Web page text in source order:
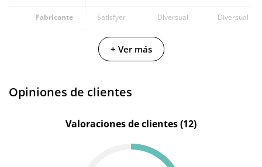
Fabricante Satisfyer Diversual Diversual
Rosa Rojo
Materiales Silicona
Multivelocidad
-
+ Ver más
Opiniones de clientes
Valoraciones de clientes (12)